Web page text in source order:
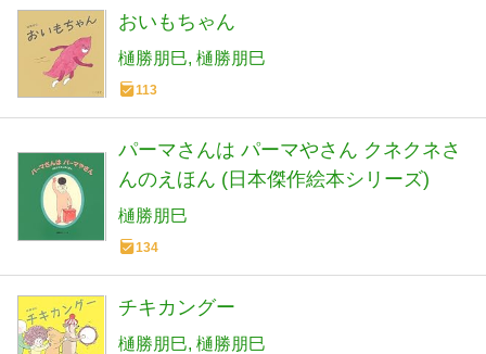
おいもちゃん
樋勝朋巳 樋勝朋巳
113
パーマさんは パーマやさん クネクネさ
んのえほん (日本傑作絵本シリーズ)
樋勝朋巳
134
チキカングー
樋勝朋巳 樋勝朋巳